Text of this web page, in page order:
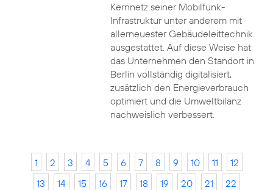
Kernnetz seiner Mobilfunk-
Infrastruktur unter anderem mit
allerneuester Gebäudeleittechnik
ausgestattet. Auf diese Weise hat
das Unternehmen den Standort in
Berlin vollständig digitalisiert,
zusätzlich den Energieverbrauch
optimiert und die Umweltbilanz
nachweislich verbessert.
1 2 3 4 5 6 7 8 9 10 11
12
13
14 15 16 17 18 19 20 21
22